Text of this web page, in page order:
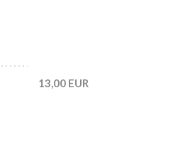
13,00 EUR